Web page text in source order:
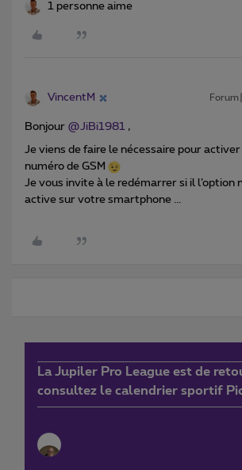
1 personne aime
VincentM
Bonjour @JiBi1981 ,
Je viens de faire le nécessaire pour
numéro de GSM
Je vous invite à le redémarrer si il l’option
active sur votre smartphone ...
La Jupiler Pro League est de
consultez le calendrier sportif